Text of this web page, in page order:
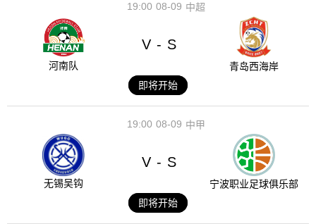
08-09
19:00 中超
河南队
V - S
青岛西海岸
即将开始
08-09
19:00 中甲
无锡吴钩
V - S
宁波职业足球俱乐部
即将开始